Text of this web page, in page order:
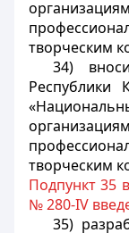
творческим
34)
Республики
творческим
Подпункт 35
№ 280-IV
35)